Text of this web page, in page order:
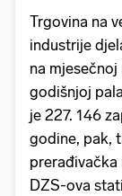
Trgovina na
industrije
na
godišnjoj
je 227. 146
godine, pak,
DZS-ova